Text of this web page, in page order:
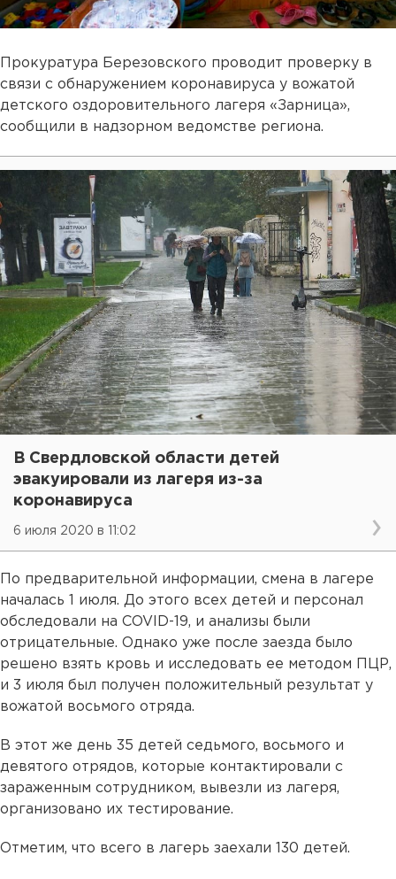
Прокуратура Березовского проводит проверку в
связи с обнаружением коронавируса у вожатой
детского оздоровительного лагеря «Зарница»,
сообщили в надзорном ведомстве региона.
В Свердловской области детей
эвакуировали из лагеря из-за
коронавируса
6 июля 2020 в 11:02
По предварительной информации, смена в лагере
началась 1 июля. До этого всех детей и персонал
обследовали на COVID-19, и анализы были
отрицательные. Однако уже после заезда было
решено взять кровь и исследовать ее методом ПЦР,
и 3 июля был получен положительный результат у
вожатой восьмого отряда.
В этот же день 35 детей седьмого, восьмого и
девятого отрядов, которые контактировали с
зараженным сотрудником, вывезли из лагеря,
организовано их тестирование.
Отметим, что всего в лагерь заехали 130 детей.